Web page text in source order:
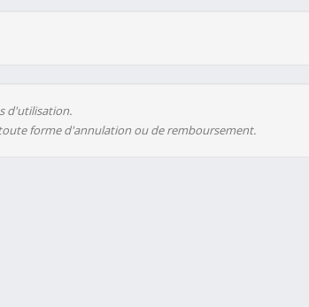
d'utilisation.
forme d'annulation ou de remboursement.